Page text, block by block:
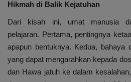
Hikmah di Balik Kejatuhan
Dari kisah ini, umat manusia
pelajaran. Pertama, pentingnya
apapun bentuknya. Kedua, bahaya
yang dapat mengarahkan kepada
dan Hawa jatuh ke dalam